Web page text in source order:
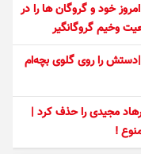
خود و گروگان ها را در
وخیم گروگانگیر
را روی گلوی بچه‌ام
مجیدی را حذف کرد |
!